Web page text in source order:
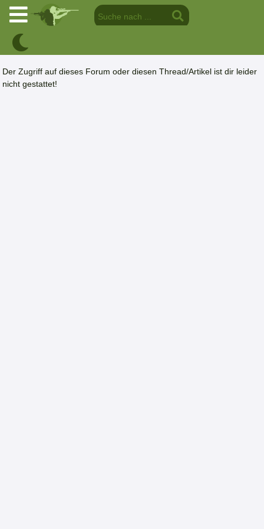
Der Zugriff auf dieses Forum oder diesen Thread/Artikel ist dir leider
nicht gestattet!